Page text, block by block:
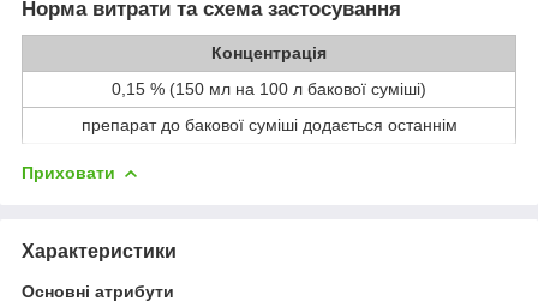
Норма витрати та схема застосування
Концентрація
0,15 % (150 мл на 100 л бакової суміші)
препарат до бакової суміші додається останнім
Приховати
Характеристики
Основні атрибути